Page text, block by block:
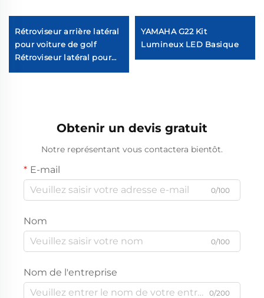
Rétroviseur arrière latéral
pour voiture de golf
Rétroviseur latéral pour
YAMAHA G22 Kit
Lumineux LED Basique
Obtenir un devis gratuit
Notre représentant vous contactera bientôt.
E-mail
0/100
Nom
0/100
Nom de l'entreprise
0/200